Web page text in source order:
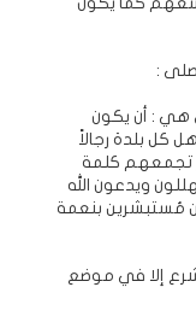
:
هي : أن يكون
كل بلدة رجالاً
تجمعهم كلمة
ويدعون الله
مُستبشرين بنعمة
إلا في موضع